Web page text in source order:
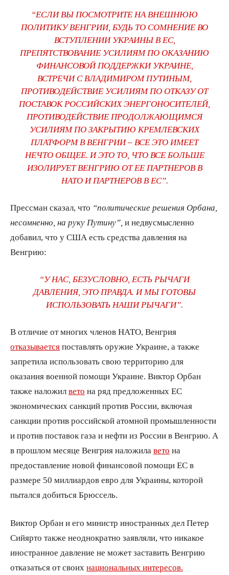
“ЕСЛИ ВЫ ПОСМОТРИТЕ НА ВНЕШНЮЮ
ПОЛИТИКУ ВЕНГРИИ, БУДЬ ТО СОМНЕНИЕ ВО
ВСТУПЛЕНИИ УКРАИНЫ В ЕС,
ПРЕПЯТСТВОВАНИЕ УСИЛИЯМ ПО ОКАЗАНИЮ
ФИНАНСОВОЙ ПОДДЕРЖКИ УКРАИНЕ,
ВСТРЕЧИ С ВЛАДИМИРОМ ПУТИНЫМ,
ПРОТИВОДЕЙСТВИЕ УСИЛИЯМ ПО ОТКАЗУ ОТ
ПОСТАВОК РОССИЙСКИХ ЭНЕРГОНОСИТЕЛЕЙ,
ПРОТИВОДЕЙСТВИЕ ПРОДОЛЖАЮЩИМСЯ
УСИЛИЯМ ПО ЗАКРЫТИЮ КРЕМЛЕВСКИХ
ПЛАТФОРМ В ВЕНГРИИ – ВСЕ ЭТО ИМЕЕТ
НЕЧТО ОБЩЕЕ. И ЭТО ТО, ЧТО ВСЕ БОЛЬШЕ
ИЗОЛИРУЕТ ВЕНГРИЮ ОТ ЕЕ ПАРТНЕРОВ В
НАТО И ПАРТНЕРОВ В ЕС”.
Прессман сказал, что “политические решения Орбана,
несомненно, на руку Путину”, и недвусмысленно
добавил, что у США есть средства давления на
Венгрию:
“У НАС, БЕЗУСЛОВНО, ЕСТЬ РЫЧАГИ
ДАВЛЕНИЯ, ЭТО ПРАВДА. И МЫ ГОТОВЫ
ИСПОЛЬЗОВАТЬ НАШИ РЫЧАГИ”.
В отличие от многих членов НАТО, Венгрия
отказывается поставлять оружие Украине, а также
запретила использовать свою территорию для
оказания военной помощи Украине. Виктор Орбан
также наложил вето на ряд предложенных ЕС
экономических санкций против России, включая
санкции против российской атомной промышленности
и против поставок газа и нефти из России в Венгрию. А
в прошлом месяце Венгрия наложила вето на
предоставление новой финансовой помощи ЕС в
размере 50 миллиардов евро для Украины, которой
пытался добиться Брюссель.
Виктор Орбан и его министр иностранных дел Петер
Сийярто также неоднократно заявляли, что никакое
иностранное давление не может заставить Венгрию
отказаться от своих национальных интересов.